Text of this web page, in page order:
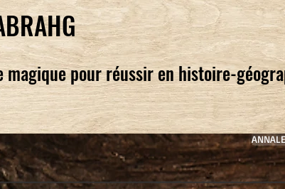
magique pour réussir en histoire-